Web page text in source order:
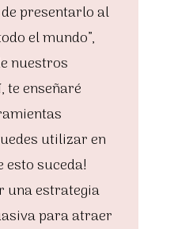
presentarlo al
el mundo”,
nuestros
te enseñaré
utilizar en
esto suceda!
una estrategia
para atraer